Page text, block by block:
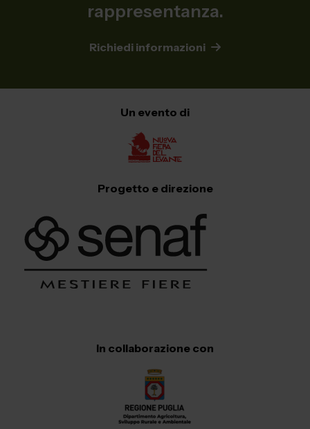
rappresentanza.
Richiedi informazioni
Un evento di
Progetto e direzione
In collaborazione con